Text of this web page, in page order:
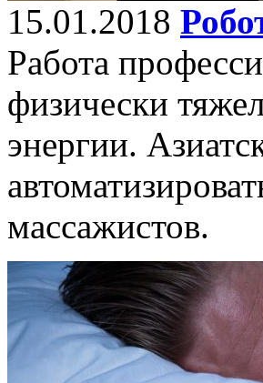
15.01.2018
Работа
физически
энергии.
массажистов.